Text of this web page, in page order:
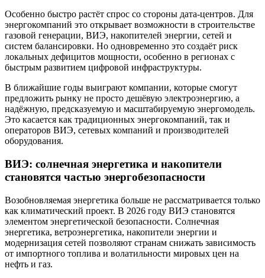
Особенно быстро растёт спрос со стороны дата-центров. Для
энергокомпаний это открывает возможности в строительстве
газовой генерации, ВИЭ, накопителей энергии, сетей и
систем балансировки. Но одновременно это создаёт риск
локальных дефицитов мощности, особенно в регионах с
быстрым развитием цифровой инфраструктуры.
В ближайшие годы выиграют компании, которые смогут
предложить рынку не просто дешёвую электроэнергию, а
надёжную, предсказуемую и масштабируемую энергомодель.
Это касается как традиционных энергокомпаний, так и
операторов ВИЭ, сетевых компаний и производителей
оборудования.
ВИЭ: солнечная энергетика и накопители
становятся частью энергобезопасности
Возобновляемая энергетика больше не рассматривается только
как климатический проект. В 2026 году ВИЭ становятся
элементом энергетической безопасности. Солнечная
энергетика, ветроэнергетика, накопители энергии и
модернизация сетей позволяют странам снижать зависимость
от импортного топлива и волатильности мировых цен на
нефть и газ.